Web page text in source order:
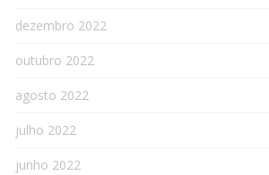
dezembro 2022
outubro 2022
agosto 2022
julho 2022
junho 2022